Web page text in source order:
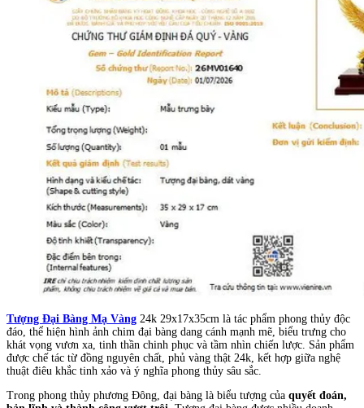
Tượng Đại Bàng Mạ Vàng 24k 29x17x35cm là tác phẩm phong thủy độc
đáo, thể hiện hình ảnh chim đại bàng dang cánh mạnh mẽ, biểu trưng cho
khát vọng vươn xa, tinh thần chinh phục và tầm nhìn chiến lược. Sản phẩm
được chế tác từ đồng nguyên chất, phủ vàng thật 24k, kết hợp giữa nghệ
thuật điêu khắc tinh xảo và ý nghĩa phong thủy sâu sắc.
Trong phong thủy phương Đông, đại bàng là biểu tượng của quyết đoán,